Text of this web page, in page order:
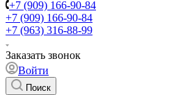
+7 (909) 166-90-84
+7 (909) 166-90-84
+7 (963) 316-88-99
Заказать звонок
Войти
Поиск